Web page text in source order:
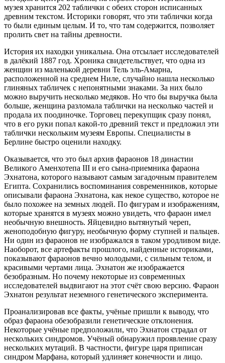
музея хранится 202 таблички с обеих сторон исписанных
древним текстом. Историки говорят, что эти таблички когда
то были единым целым. И то, что там содержится, позволяет
пролить свет на тайны древности.
История их находки уникальна. Она отсылает исследователей
в далёкий 1887 год. Хроника свидетельствует, что одна из
женщин из маленькой деревни Тель эль-Амарна,
расположенной на среднем Ниле, случайно нашла несколько
глиняных табличек с непонятными знаками. За них было
можно выручить несколько медяков. Но что бы выручка была
больше, женщина разломала таблички на несколько частей и
продала их поодиночке. Торговец перекупщик сразу понял,
что в его руки попал какой-то древний текст и предложил эти
таблички нескольким музеям Европы. Специалисты в
Берлине быстро оценили находку.
Оказывается, что это был архив фараонов 18 династии
Великого Аменхотепа III и его сына-приемника фараона
Эхнатона, которого называют самым загадочным правителем
Египта. Сохранились воспоминания современников, которые
описывали фараона Эхнатона, как некое существо, которое не
было похожее на земных людей. По фигурам и изображениям,
которые хранятся в музеях можно увидеть, что фараон имел
необычную внешность. Яйцевидно вытянутый череп,
женоподобную фигуру, необычную форму ступней и пальцев.
Ни один из фараонов не изображался в таком уродливом виде.
Наоборот, все артефакты прошлого, найденные историками,
показывают фараонов вечно молодыми, с сильным телом, и
красивыми чертами лица. Эхнатон же изображается
безобразным. Но почему некоторые из современных
исследователей выдвигают на этот счёт свою версию. Фараон
Эхнатон результат неземного генетического эксперимента.
Проанализировав все факты, учёные пришли к выводу, что
образ фараона обезобразили генетические отклонения.
Некоторые учёные предположили, что Эхнатон страдал от
нескольких синдромов. Учёный обнаружил проявление сразу
нескольких мутаций. В частности, фигуре царя приписан
синдром Марфана, который удлиняет конечности и лицо.